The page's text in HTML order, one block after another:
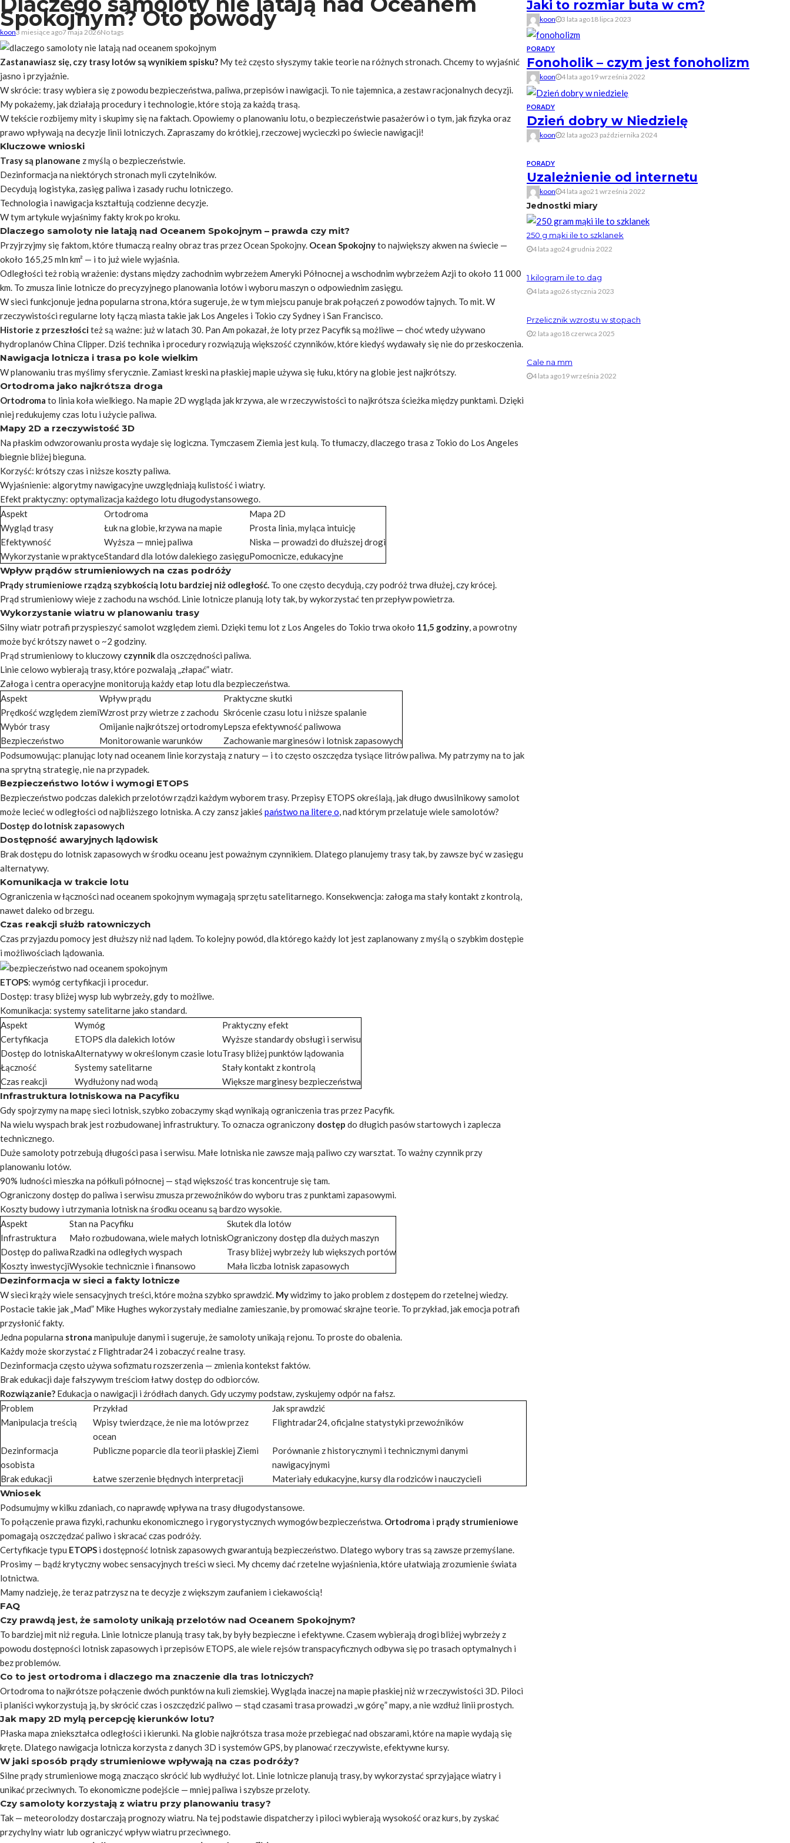
Spokojnym? Oto powody
koon3 miesiące ago7 maja 2026No tags
Zastanawiasz się, czy trasy lotów są wynikiem spisku? My też często słyszymy takie teorie na różnych stronach. Chcemy to wyjaśnić
jasno i przyjaźnie.
W skrócie: trasy wybiera się z powodu bezpieczeństwa, paliwa, przepisów i nawigacji. To nie tajemnica, a zestaw racjonalnych decyzji.
My pokażemy, jak działają procedury i technologie, które stoją za każdą trasą.
W tekście rozbijemy mity i skupimy się na faktach. Opowiemy o planowaniu lotu, o bezpieczeństwie pasażerów i o tym, jak fizyka oraz
prawo wpływają na decyzje linii lotniczych. Zapraszamy do krótkiej, rzeczowej wycieczki po świecie nawigacji!
Kluczowe wnioski
Trasy są planowane z myślą o bezpieczeństwie.
Dezinformacja na niektórych stronach myli czytelników.
Decydują logistyka, zasięg paliwa i zasady ruchu lotniczego.
Technologia i nawigacja kształtują codzienne decyzje.
W tym artykule wyjaśnimy fakty krok po kroku.
Dlaczego samoloty nie latają nad Oceanem Spokojnym – prawda czy mit?
Przyjrzyjmy się faktom, które tłumaczą realny obraz tras przez Ocean Spokojny. Ocean Spokojnyto największy akwen na świecie —
około 165,25 mln km² — i to już wiele wyjaśnia.
Odległości też robią wrażenie: dystans między zachodnim wybrzeżem Ameryki Północnej a wschodnim wybrzeżem Azji to około 11 000
km. To zmusza linie lotnicze do precyzyjnego planowania lotów i wyboru maszyn o odpowiednim zasięgu.
W sieci funkcjonuje jedna popularna strona, która sugeruje, że w tym miejscu panuje brak połączeń z powodów tajnych. To mit. W
rzeczywistości regularne loty łączą miasta takie jak Los Angeles i Tokio czy Sydney i San Francisco.
Historie z przeszłościteż są ważne: już w latach 30. Pan Am pokazał, że loty przez Pacyfik są możliwe — choć wtedy używano
hydroplanów China Clipper. Dziś technika i procedury rozwiązują większość czynników, które kiedyś wydawały się nie do przeskoczenia.
Nawigacja lotnicza i trasa po kole wielkim
W planowaniu tras myślimy sferycznie. Zamiast kreski na płaskiej mapie używa się łuku, który na globie jest najkrótszy.
Ortodroma jako najkrótsza droga
Ortodroma to linia koła wielkiego. Na mapie 2D wygląda jak krzywa, ale w rzeczywistości to najkrótsza ścieżka między punktami. Dzięki
niej redukujemy czas lotu i użycie paliwa.
Mapy 2D a rzeczywistość 3D
Na płaskim odwzorowaniu prosta wydaje się logiczna. Tymczasem Ziemia jest kulą. To tłumaczy, dlaczego trasa z Tokio do Los Angeles
biegnie bliżej bieguna.
Korzyść: krótszy czas i niższe koszty paliwa.
Wyjaśnienie: algorytmy nawigacyjne uwzględniają kulistość i wiatry.
Efekt praktyczny: optymalizacja każdego lotu długodystansowego.
Aspekt
Ortodroma
Mapa 2D
Wygląd trasy
Łuk na globie, krzywa na mapie
Prosta linia, myląca intuicję
Efektywność
Wyższa — mniej paliwa
Niska — prowadzi do dłuższej drogi
Wykorzystanie w praktyceStandard dla lotów dalekiego zasięguPomocnicze, edukacyjne
Wpływ prądów strumieniowych na czas podróży
Prądy strumieniowe rządzą szybkością lotu bardziej niż odległość. To one często decydują, czy podróż trwa dłużej, czy krócej.
Prąd strumieniowy wieje z zachodu na wschód. Linie lotnicze planują lotytak, by wykorzystać ten przepływ powietrza.
Wykorzystanie wiatru w planowaniu trasy
Silny wiatr potrafi przyspieszyć samolot względem ziemi. Dzięki temu lot z Los Angeles do Tokio trwa około 11,5 godziny, a powrotny
może być krótszy nawet o ~2 godziny.
Prąd strumieniowy to kluczowy czynnikdla oszczędności paliwa.
Linie celowo wybierają trasy, które pozwalają „złapać” wiatr.
Załoga i centra operacyjne monitorują każdy etap lotu dla bezpieczeństwa.
Aspekt
Wpływ prądu
Praktyczne skutki
Prędkość względem ziemiWzrost przy wietrze z zachodu Skrócenie czasu lotu i niższe spalanie
Wybór trasy
Omijanie najkrótszej ortodromyLepsza efektywność paliwowa
Bezpieczeństwo
Monitorowanie warunków
Zachowanie marginesów i lotnisk zapasowych
Podsumowując: planując lotynad oceanem linie korzystają z natury — i to często oszczędza tysiące litrów paliwa. My patrzymy na to jak
na sprytną strategię, nie na przypadek.
Bezpieczeństwo lotów i wymogi ETOPS
Bezpieczeństwo podczas dalekich przelotów rządzi każdym wyborem trasy. Przepisy ETOPS określają, jak długo dwusilnikowy samolot
może lecieć w odległości od najbliższego lotniska. A czy zansz jakieś państwo na literę o, nad którym przelatuje wiele samolotów?
Dostęp do lotnisk zapasowych
Dostępność awaryjnych lądowisk
Brak dostępu do lotnisk zapasowych w środku oceanu jest poważnym czynnikiem. Dlatego planujemy trasy tak, by zawsze być w zasięgu
alternatywy.
Komunikacja w trakcie lotu
Ograniczenia w łączności nad oceanem spokojnym wymagają sprzętu satelitarnego. Konsekwencja: załoga ma stały kontakt z kontrolą,
nawet daleko od brzegu.
Czas reakcji służb ratowniczych
Czas przyjazdu pomocy jest dłuższy niż nad lądem. To kolejny powód, dla którego każdy lot jest zaplanowany z myślą o szybkim dostępie
i możliwościach lądowania.
ETOPS: wymóg certyfikacji i procedur.
Dostęp: trasy bliżej wysp lub wybrzeży, gdy to możliwe.
Komunikacja: systemy satelitarne jako standard.
Aspekt
Wymóg
Praktyczny efekt
Certyfikacja
ETOPS dla dalekich lotów
Wyższe standardy obsługi i serwisu
Dostęp do lotniskaAlternatywy w określonym czasie lotuTrasy bliżej punktów lądowania
Łączność
Systemy satelitarne
Stały kontakt z kontrolą
Czas reakcji
Wydłużony nad wodą Większe marginesy bezpieczeństwa
Infrastruktura lotniskowa na Pacyfiku
Gdy spojrzymy na mapę sieci lotnisk, szybko zobaczymy skąd wynikają ograniczenia tras przez Pacyfik.
Na wielu wyspach brak jest rozbudowanej infrastruktury. To oznacza ograniczony dostęp do długich pasów startowych i zaplecza
technicznego.
Duże samoloty potrzebują długości pasa i serwisu. Małe lotniska nie zawsze mają paliwo czy warsztat. To ważnyczynnikprzy
planowaniu lotów.
90% ludności mieszka na półkuli północnej — stąd większość tras koncentruje się tam.
Ograniczony dostęp do paliwa i serwisu zmusza przewoźników do wyboru tras z punktami zapasowymi.
Koszty budowy i utrzymania lotnisk na środku oceanu są bardzo wysokie.
Aspekt
Stan na Pacyfiku
Skutek dla lotów
Infrastruktura
Mało rozbudowana, wiele małych lotniskOgraniczony dostęp dla dużych maszyn
Dostęp do paliwaRzadki na odległych wyspach
Trasy bliżej wybrzeży lub większych portów
Koszty inwestycjiWysokie technicznie i finansowo Mała liczba lotnisk zapasowych
Dezinformacja w sieci a fakty lotnicze
W sieci krąży wiele sensacyjnych treści, które można szybko sprawdzić. Mywidzimy to jako problem z dostępem do rzetelnej wiedzy.
Postacie takie jak „Mad” Mike Hughes wykorzystały medialne zamieszanie, by promować skrajne teorie. To przykład, jak emocja potrafi
przysłonić fakty.
Jedna popularna strona manipuluje danymi i sugeruje, że samoloty unikają rejonu. To proste do obalenia.
Każdy może skorzystać z Flightradar24 i zobaczyć realne trasy.
Dezinformacja często używa sofizmatu rozszerzenia — zmienia kontekst faktów.
Brak edukacji daje fałszywym treściom łatwydostęp do odbiorców.
Rozwiązanie? Edukacja o nawigacji i źródłach danych. Gdy uczymy podstaw, zyskujemy odpór na fałsz.
Problem
Przykład
Jak sprawdzić
Manipulacja treścią
Wpisy twierdzące, że nie ma lotów przez
ocean
Flightradar24, oficjalne statystyki przewoźników
Dezinformacja
osobista
Publiczne poparcie dla teorii płaskiej Ziemi
Porównanie z historycznymi i technicznymi danymi
nawigacyjnymi
Brak edukacji
Łatwe szerzenie błędnych interpretacji Materiały edukacyjne, kursy dla rodziców i nauczycieli
Wniosek
Podsumujmy w kilku zdaniach, co naprawdę wpływa na trasy długodystansowe.
To połączenie prawa fizyki, rachunku ekonomicznego i rygorystycznych wymogów bezpieczeństwa. Ortodroma i prądy strumieniowe
pomagają oszczędzać paliwo i skracać czas podróży.
Certyfikacje typu ETOPS i dostępność lotnisk zapasowych gwarantują bezpieczeństwo. Dlatego wybory tras są zawsze przemyślane.
Prosimy — bądź krytyczny wobec sensacyjnych treści w sieci. My chcemy dać rzetelne wyjaśnienia, które ułatwiają zrozumienie świata
lotnictwa.
Mamy nadzieję, że teraz patrzysz na te decyzje z większym zaufaniem i ciekawością!
FAQ
Czy prawdą jest, że samoloty unikają przelotów nad Oceanem Spokojnym?
To bardziej mit niż reguła. Linie lotnicze planują trasy tak, by były bezpieczne i efektywne. Czasem wybierają drogi bliżej wybrzeży z
powodu dostępności lotnisk zapasowych i przepisów ETOPS, ale wiele rejsów transpacyficznych odbywa się po trasach optymalnych i
bez problemów.
Co to jest ortodroma i dlaczego ma znaczenie dla tras lotniczych?
Ortodroma to najkrótsze połączenie dwóch punktów na kuli ziemskiej. Wygląda inaczej na mapie płaskiej niż w rzeczywistości 3D. Piloci
i planiści wykorzystują ją, by skrócić czas i oszczędzić paliwo — stąd czasami trasa prowadzi „w górę” mapy, a nie wzdłuż linii prostych.
Jak mapy 2D mylą percepcję kierunków lotu?
Płaska mapa zniekształca odległości i kierunki. Na globie najkrótsza trasa może przebiegać nad obszarami, które na mapie wydają się
kręte. Dlatego nawigacja lotnicza korzysta z danych 3D i systemów GPS, by planować rzeczywiste, efektywne kursy.
W jaki sposób prądy strumieniowe wpływają na czas podróży?
Silne prądy strumieniowe mogą znacząco skrócić lub wydłużyć lot. Linie lotnicze planują trasy, by wykorzystać sprzyjające wiatry i
unikać przeciwnych. To ekonomiczne podejście — mniej paliwa i szybsze przeloty.
Czy samoloty korzystają z wiatru przy planowaniu trasy?
Tak — meteorolodzy dostarczają prognozy wiatru. Na tej podstawie dispatcherzy i piloci wybierają wysokość oraz kurs, by zyskać
przychylny wiatr lub ograniczyć wpływ wiatru przeciwnego.
Jaki to rozmiar buta w cm?
koon 3 lata ago18 lipca 2023
PORADY
Fonoholik – czym jest fonoholizm
koon 4 lata ago19 września 2022
PORADY
Dzień dobry w Niedzielę
koon 2 lata ago23 października 2024
PORADY
Uzależnienie od internetu
koon 4 lata ago21 września 2022
Jednostki miary
250 g mąki ile to szklanek
4 lata ago24 grudnia 2022
1 kilogram ile to dag
4 lata ago26 stycznia 2023
Przelicznik wzrostu w stopach
2 lata ago18 czerwca 2025
Cale na mm
4 lata ago19 września 2022